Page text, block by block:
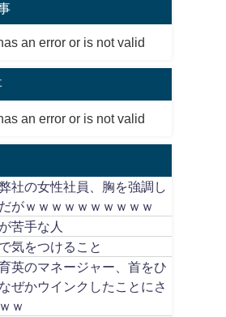
an error or is not valid
an error or is not valid
社の女性社員、胸を強調し
がｗｗｗｗｗｗｗｗｗｗ
苦手な人
気をつけること
英のマネージャー、首をひ
ぜかウインクしたことにさ
ｗ